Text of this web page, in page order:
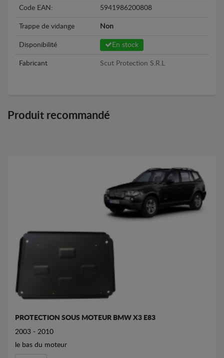
Code EAN: 5941986200808
Trappe de vidange Non
Disponibilité En stock
Fabricant Scut Protection S.R.L
Produit recommandé
PROTECTION SOUS MOTEUR BMW X3 E83
2003 - 2010
le bas du moteur